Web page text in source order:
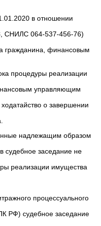
в отношении
СНИЛС 064-537-456-76)
гражданина, финансовым
процедуры реализации
управляющим
о завершении
надлежащим образом
судебное заседание не
реализации имущества
процессуального
РФ) судебное заседание